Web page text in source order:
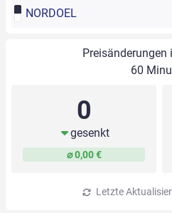
NORDOEL
Preisänderungen
60
0
gesenkt
⌀ 0,00 €
Letzte